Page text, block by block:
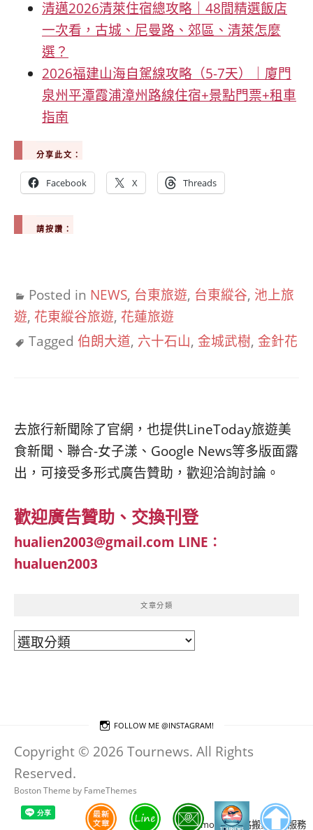
清邁2026清萊住宿總攻略｜48間精選飯店
一次看，古城、尼曼路、郊區、清萊怎麼
選？
2026福建山海自駕線攻略（5-7天）｜廈門
泉州平潭霞浦漳州路線住宿+景點門票+租車
指南
分享此文：
Facebook X Threads
請按讚：
Posted in NEWS, 台東旅遊, 台東縱谷, 池上旅
遊, 花東縱谷旅遊, 花蓮旅遊
Tagged 伯朗大道, 六十石山, 金城武樹, 金針花
去旅行新聞除了官網，也提供LineToday旅遊美
食新聞、聯合-女子漾、Google News等多版面露
出，可接受多形式廣告贊助，歡迎洽詢討論。
歡迎廣告贊助、交換刊登
hualien2003@gmail.com LINE：
hualuen2003
文章分類
文
FOLLOW ME @INSTAGRAM!
Copyright © 2026 Tournews. All Rights
Reserved.
Boston Theme by FameThemes
Blogimove部落格搬家技術服務